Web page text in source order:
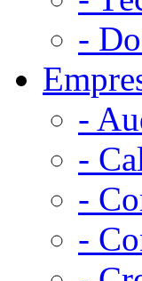
-
-
-
-
-